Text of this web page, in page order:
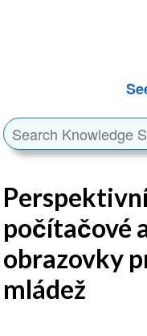
počítačové
obrazovky
mládež